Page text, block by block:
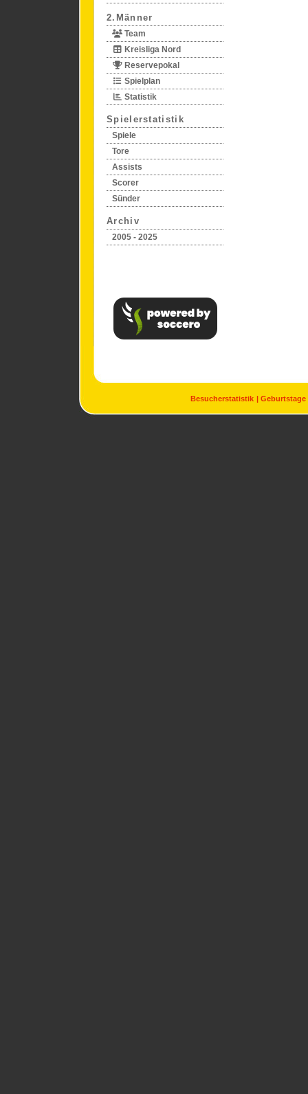
2.Männer
Team
Kreisliga Nord
Reservepokal
Spielplan
Statistik
Spielerstatistik
Spiele
Tore
Assists
Scorer
Sünder
Archiv
2005 - 2025
Besucherstatistik Geburtstage